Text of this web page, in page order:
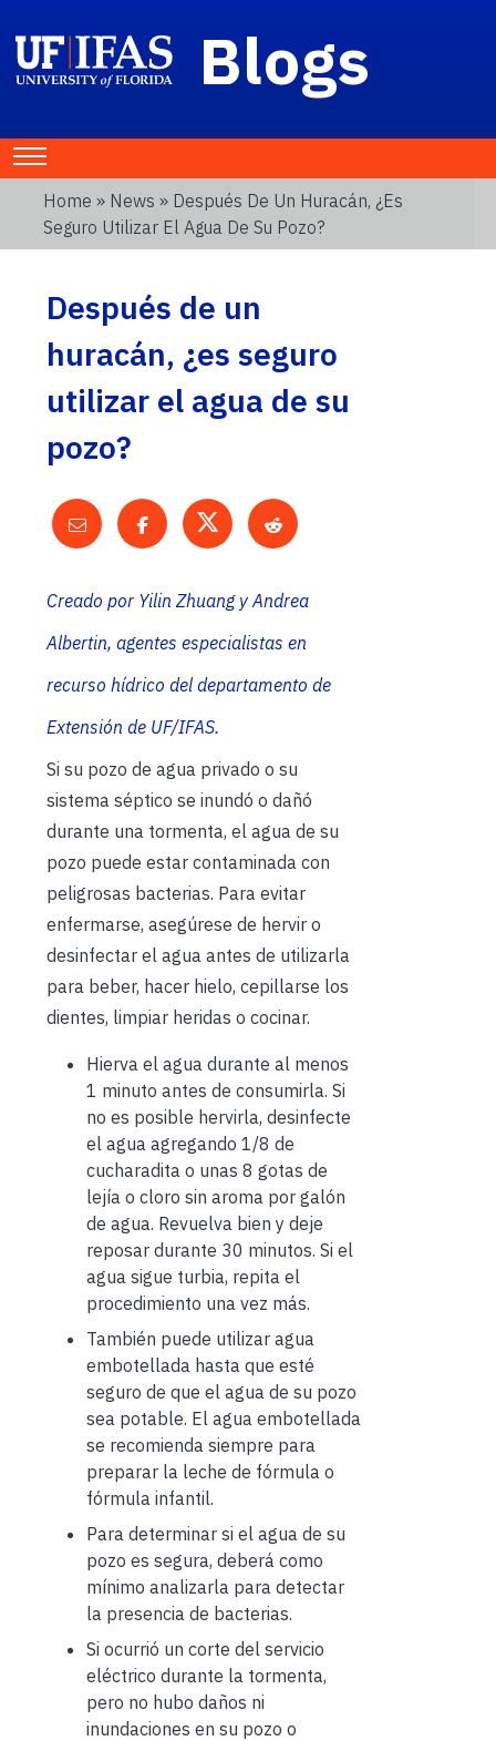
Blogs
Home » News » Después De Un Huracán, ¿es
Seguro Utilizar El Agua De Su Pozo?
Después de un
huracán, ¿es seguro
utilizar el agua de su
pozo?
Creado por Yilin Zhuang y Andrea
Albertin, agentes especialistas en
recurso hídrico del departamento de
Extensión de UF/IFAS.
Si su pozo de agua privado o su
sistema séptico se inundó o dañó
durante una tormenta, el agua de su
pozo puede estar contaminada con
peligrosas bacterias. Para evitar
enfermarse, asegúrese de hervir o
desinfectar el agua antes de utilizarla
para beber, hacer hielo, cepillarse los
dientes, limpiar heridas o cocinar.
Hierva el agua durante al menos
1 minuto antes de consumirla. Si
no es posible hervirla, desinfecte
el agua agregando 1/8 de
cucharadita o unas 8 gotas de
lejía o cloro sin aroma por galón
de agua. Revuelva bien y deje
reposar durante 30 minutos. Si el
agua sigue turbia, repita el
procedimiento una vez más.
También puede utilizar agua
embotellada hasta que esté
seguro de que el agua de su pozo
sea potable. El agua embotellada
se recomienda siempre para
preparar la leche de fórmula o
fórmula infantil.
Para determinar si el agua de su
pozo es segura, deberá como
mínimo analizarla para detectar
la presencia de bacterias.
Si ocurrió un corte del servicio
eléctrico durante la tormenta,
pero no hubo daños ni
inundaciones en su pozo o